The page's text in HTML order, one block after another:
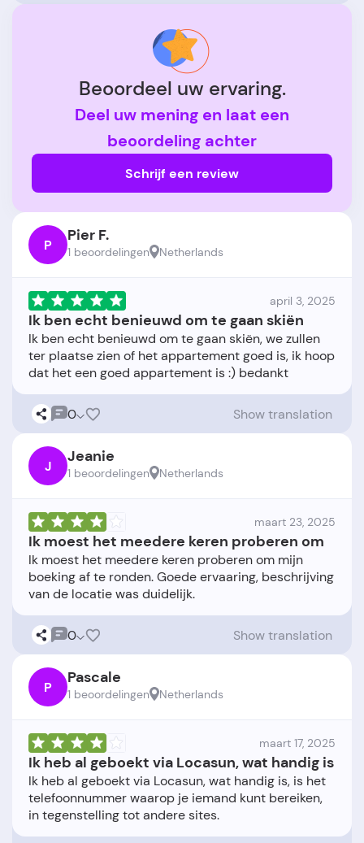
Beoordeel uw ervaring.
Deel uw mening en laat een
beoordeling achter
Schrijf een review
P Pier F.
1 beoordelingen Netherlands
april 3, 2025
Ik ben echt benieuwd om te gaan skiën
Ik ben echt benieuwd om te gaan skiën, we zullen
ter plaatse zien of het appartement goed is, ik hoop
0 Show translation
J Jeanie
1 beoordelingen Netherlands
maart 23, 2025
Ik moest het meedere keren proberen om
Ik moest het meedere keren proberen om mijn
boeking af te ronden. Goede ervaaring, beschrijving
0 Show translation
P Pascale
1 beoordelingen Netherlands
maart 17, 2025
Ik heb al geboekt via Locasun, wat handig is
Ik heb al geboekt via Locasun, wat handig is, is het
telefoonnummer waarop je iemand kunt bereiken,